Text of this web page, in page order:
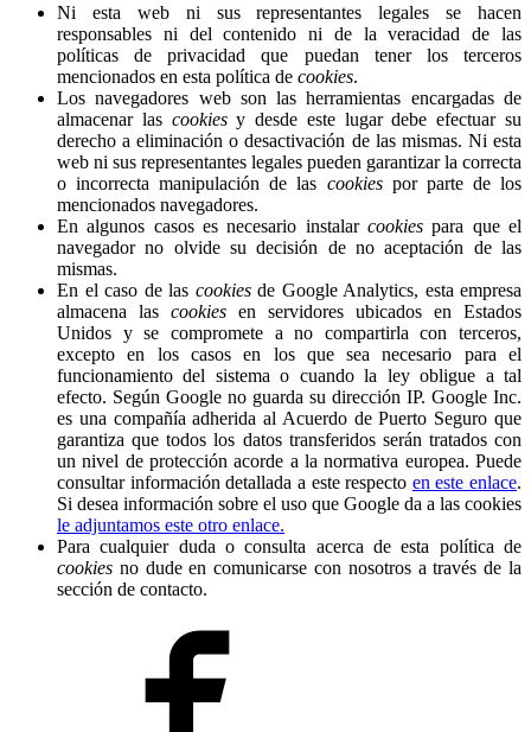
Ni esta web ni sus representantes legales se hacen
responsables ni del contenido ni de la veracidad de las
políticas de privacidad que puedan tener los terceros
mencionados en esta política de cookies.
Los navegadores web son las herramientas encargadas de
almacenar las cookiesy desde este lugar debe efectuar su
derecho a eliminación o desactivación de las mismas. Ni esta
web ni sus representantes legales pueden garantizar la correcta
o incorrecta manipulación de las cookiespor parte de los
mencionados navegadores.
En algunos casos es necesario instalar cookies para que el
navegador no olvide su decisión de no aceptación de las
mismas.
En el caso de las cookiesde Google Analytics, esta empresa
almacena las cookies en servidores ubicados en Estados
Unidos y se compromete a no compartirla con terceros,
excepto en los casos en los que sea necesario para el
funcionamiento del sistema o cuando la ley obligue a tal
efecto. Según Google no guarda su dirección IP. Google Inc.
es una compañía adherida al Acuerdo de Puerto Seguro que
garantiza que todos los datos transferidos serán tratados con
un nivel de protección acorde a la normativa europea. Puede
consultar información detallada a este respecto en este enlace.
Si desea información sobre el uso que Google da a las cookies
le adjuntamos este otro enlace.
Para cualquier duda o consulta acerca de esta política de
cookies no dude en comunicarse con nosotros a través de la
sección de contacto.